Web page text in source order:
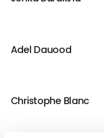
Adel Dauood
Christophe Blanc